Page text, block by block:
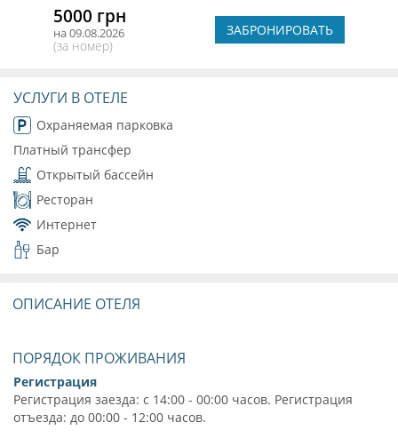
5000 грн
на 09.08.2026
(за номер)
ЗАБРОНИРОВАТЬ
УСЛУГИ В ОТЕЛЕ
Охраняемая парковка
Платный трансфер
Открытый бассейн
Ресторан
Интернет
Бар
ОПИСАНИЕ ОТЕЛЯ
ПОРЯДОК ПРОЖИВАНИЯ
Регистрация
Регистрация заезда: с 14:00 - 00:00 часов. Регистрация
отъезда: до 00:00 - 12:00 часов.